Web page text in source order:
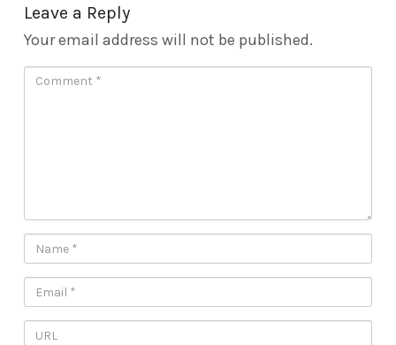
Leave a Reply
Your email address will not be published.